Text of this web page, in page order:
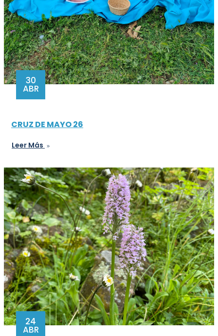
30
ABR
CRUZ DE MAYO 26
Leer Más
24
ABR